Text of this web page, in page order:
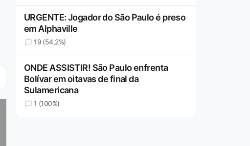
URGENTE: Jogador do São Paulo é preso
em Alphaville
19 (54,2%)
ONDE ASSISTIR! São Paulo enfrenta
Bolívar em oitavas de final da
Sulamericana
1 (100%)